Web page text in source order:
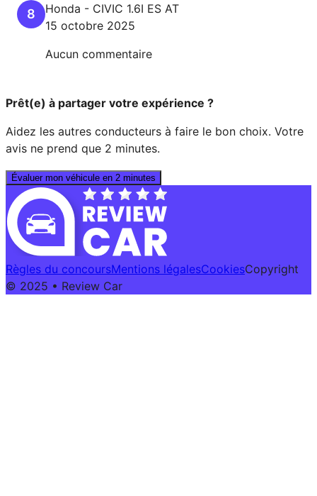
8 Honda - CIVIC 1.6I ES AT
15 octobre 2025
Aucun commentaire
Prêt(e) à partager votre expérience ?
Aidez les autres conducteurs à faire le bon choix. Votre
avis ne prend que 2 minutes.
Évaluer mon véhicule en 2 minutes
Règles du concoursMentions légalesCookiesCopyright
© 2025 • Review Car